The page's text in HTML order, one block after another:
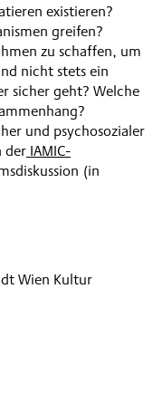
existieren?
greifen?
zu schaffen, um
nicht stets ein
sicher geht? Welche
und psychosozialer
der IAMIC-
(in
Wien Kultur